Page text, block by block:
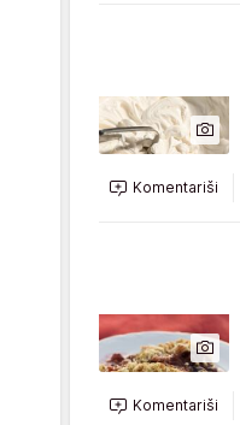
Komentariši
Komentariši